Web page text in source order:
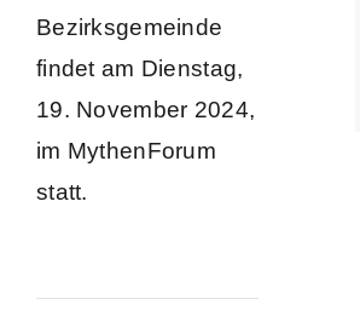
Bezirksgemeinde
findet am Dienstag,
19. November 2024,
im MythenForum
statt.